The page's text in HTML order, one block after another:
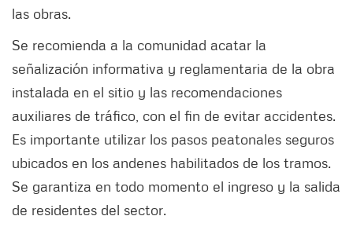
las obras.
Se recomienda a la comunidad acatar la
señalización informativa y reglamentaria de la obra
instalada en el sitio y las recomendaciones
auxiliares de tráfico, con el fin de evitar accidentes.
Es importante utilizar los pasos peatonales seguros
ubicados en los andenes habilitados de los tramos.
Se garantiza en todo momento el ingreso y la salida
de residentes del sector.